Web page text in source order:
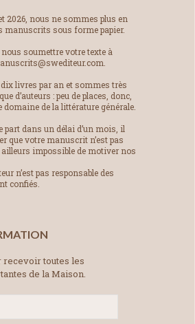
2026, nous ne sommes plus en
manuscrits sous forme papier.
soumettre votre texte à
livres par an et sommes très
d’auteurs : peu de places, donc,
de la littérature générale.
part dans un délai d’un mois, il
que votre manuscrit n’est pas
impossible de motiver nos
n’est pas responsable des
confiés.
toutes les
de la Maison.